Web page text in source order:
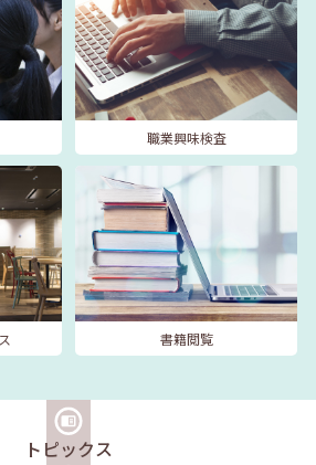
職業興味検査
書籍閲覧
トピックス